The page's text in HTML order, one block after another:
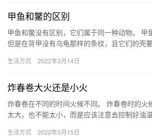
甲鱼和鳖的区别
甲鱼和鳖没有区别，它们属于同一种动物。 甲
但是在背甲没有乌龟那样的条纹，且它们的壳
围是…
生活方式 2022年3月14日
炸春卷大火还是小火
炸春卷在不同的时间火候不同。 炸春卷时的火
太大，也不能太小，而是应该注意去控制好油
生活方式 2022年3月15日